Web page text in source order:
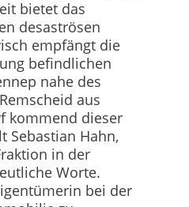
bietet das
desaströsen
empfängt die
befindlichen
nahe des
aus
kommend dieser
Sebastian Hahn,
in der
Worte.
bei der